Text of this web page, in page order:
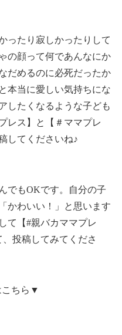
ったり寂しかったりして
の顔って何であんなにか
だめるのに必死だったか
本当に愛しい気持ちにな
したくなるような子ども
レス】と【＃ママプレ
してくださいね♪
でもOKです。自分の子
かわいい！」と思います
て【#親バカママプレ
投稿してみてくださ
こちら▼